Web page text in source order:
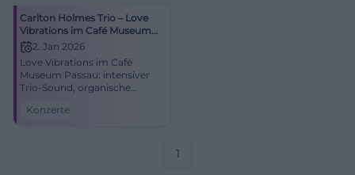
Carlton Holmes Trio – Love
Vibrations im Café Museum
Passau
2. Jan 2026
Love Vibrations im Café
Museum Passau: intensiver
Trio-Sound, organische
Freitag, 02.01.2026, 20:00 Uhr.
Konzerte
1